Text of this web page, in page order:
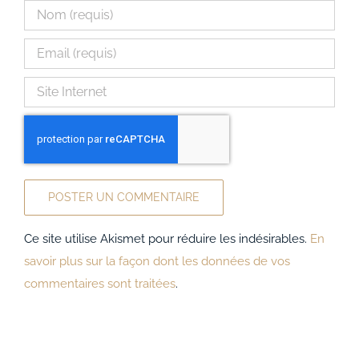
Ce site utilise Akismet pour réduire les indésirables. En
savoir plus sur la façon dont les données de vos
commentaires sont traitées.